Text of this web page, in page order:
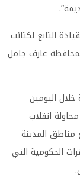
”.
التابع لكتائب
عارف جامل
اليومين
انقلاب
المدينة
الحكومية التي
.